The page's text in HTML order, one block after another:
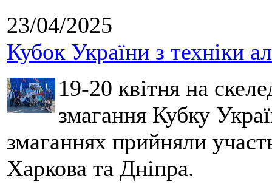
23/04/2025
Кубок України з техніки
19-20 квітня на
змагання Кубку
змаганнях прийняли
Харкова та Дніпра.